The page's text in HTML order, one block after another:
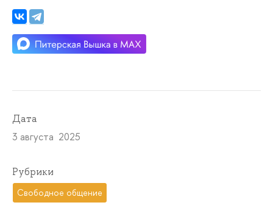
Дата
3 августа 2025
Рубрики
Свободное общение